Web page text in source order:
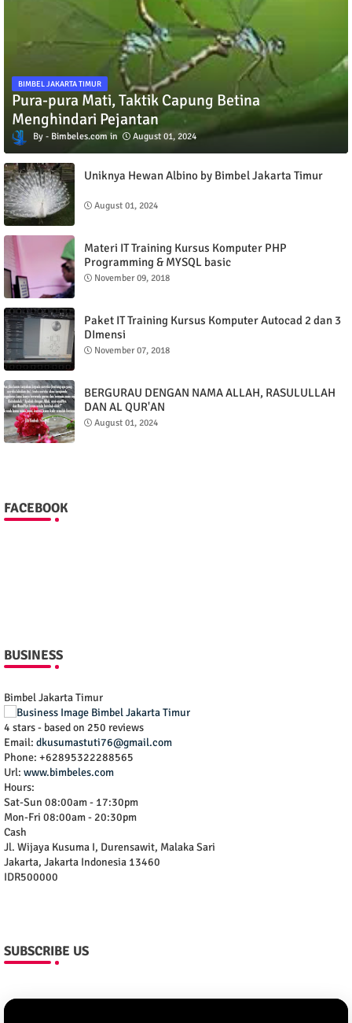
BIMBEL JAKARTA TIMUR
Pura-pura Mati, Taktik Capung Betina
Menghindari Pejantan
Bimbeles.com August 01, 2024
Uniknya Hewan Albino by Bimbel Jakarta Timur
August 01, 2024
Materi IT Training Kursus Komputer PHP
Programming & MYSQL basic
November 09, 2018
Paket IT Training Kursus Komputer Autocad 2 dan 3
DImensi
November 07, 2018
BERGURAU DENGAN NAMA ALLAH, RASULULLAH
DAN AL QUR'AN
August 01, 2024
FACEBOOK
BUSINESS
Bimbel Jakarta Timur
4 stars - based on 250 reviews
Email: dkusumastuti76@gmail.com
Phone: +62895322288565
Url: www.bimbeles.com
Hours:
Sat-Sun 08:00am - 17:30pm
Mon-Fri 08:00am - 20:30pm
Cash
Jl. Wijaya Kusuma I, Durensawit, Malaka Sari
Jakarta, Jakarta Indonesia 13460
IDR500000
SUBSCRIBE US